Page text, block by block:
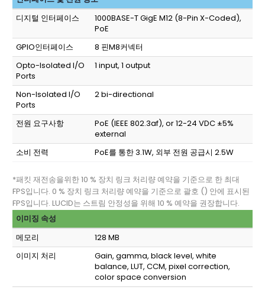
디지털 인터페이스
1000BASE-T GigE M12 (8-Pin X-Coded),
PoE
GPIO인터페이스
8 핀M8커넥터
Opto-Isolated I/O
Ports
1 input, 1 output
Non-Isolated I/O
Ports
2 bi-directional
전원 요구사항
PoE (IEEE 802.3af), or 12-24 VDC ±5%
external
소비 전력
PoE를 통한 3.1W, 외부 전원 공급시 2.5W
*패킷 재전송을위한 10 % 장치 링크 처리량 예약을 기준으로 한 최대
FPS입니다. 0 % 장치 링크 처리량 예약을 기준으로 괄호 () 안에 표시된
FPS입니다. LUCID는 스트림 안정성을 위해 10 % 예약을 권장합니다.
이미징 속성
메모리
128 MB
이미지 처리
Gain, gamma, black level, white
balance, LUT, CCM, pixel correction,
color space conversion